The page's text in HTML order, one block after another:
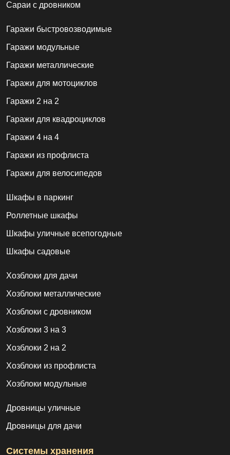
Сараи с дровником
Гаражи быстровозводимые
Гаражи модульные
Гаражи металлические
Гаражи для мотоциклов
Гаражи 2 на 2
Гаражи для квадроциклов
Гаражи 4 на 4
Гаражи из профлиста
Гаражи для велосипедов
Шкафы в паркинг
Роллетные шкафы
Шкафы уличные всепогодные
Шкафы садовые
Хозблоки для дачи
Хозблоки металлические
Хозблоки с дровником
Хозблоки 3 на 3
Хозблоки 2 на 2
Хозблоки из профлиста
Хозблоки модульные
Дровницы уличные
Дровницы для дачи
Системы хранения